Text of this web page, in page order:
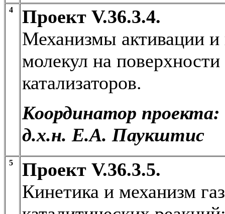
4
Проект V.36.3.4.
Механизмы активации и
молекул на
катализаторов.
Координатор проекта:
д.х.н. Е.А. Паукштис
5
Проект V.36.3.5.
Кинетика и механизм